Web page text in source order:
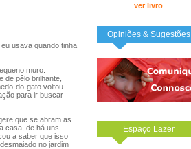
ver livro
Opiniões & Sugestões
Espaço Lazer
usava quando tinha
muro.
de pêlo brilhante,
do-gato voltou
para ir buscar
que se abram as
casa, de há uns
a saber que isso
no jardim